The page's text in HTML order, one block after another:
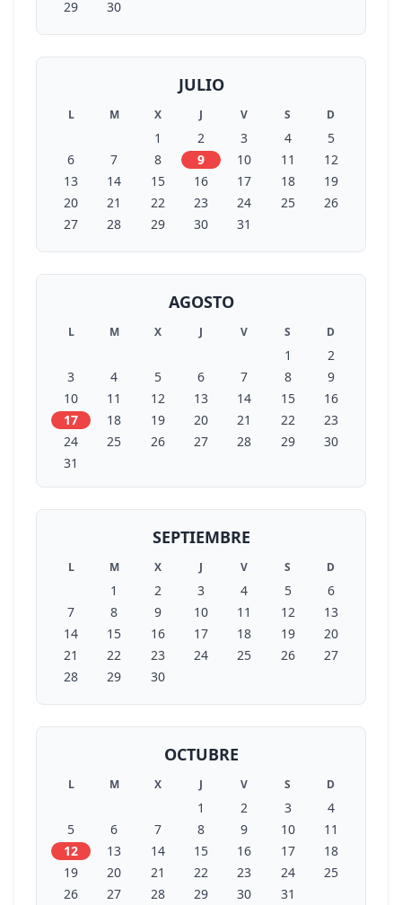
29 30
JULIO
L M X J V S D
1 2 3 4
5
6
7 8 9 10 11
12
13
14 15 16 17 18
19
20
21 22 23 24 25
26
27
28 29 30 31
AGOSTO
L M X J V S D
1
2
3
4 5 6 7 8
9
10
11 12 13 14 15
16
17
18 19 20 21 22
23
24
25 26 27 28 29
30
31
SEPTIEMBRE
L M X J V S D
1 2 3 4 5
6
7
8 9 10 11 12
13
14
15 16 17 18 19
20
21
22 23 24 25 26
27
28
29 30
OCTUBRE
L M X J V S D
1 2 3
4
5
6 7 8 9 10
11
12
13 14 15 16 17
18
19
20 21 22 23 24
25
26
27 28 29 30 31